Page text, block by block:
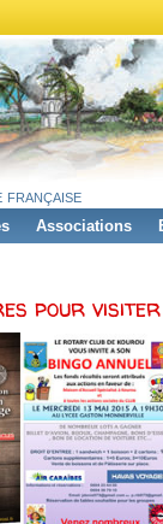
française
Associations
pour